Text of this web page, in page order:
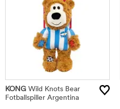
KONG Wild Knots Bear
Fotballspiller Argentina